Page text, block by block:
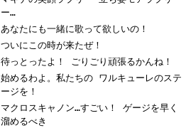
ー…
あなたにも一緒に歌って欲しいの！
ついにこの時が来たぜ！
待っとったよ！ ごりごり頑張るかんね！
始めるわよ。私たちの ワルキューレのステ
ージを！
マクロスキャノン…すごい！ ゲージを早く
溜めるべき